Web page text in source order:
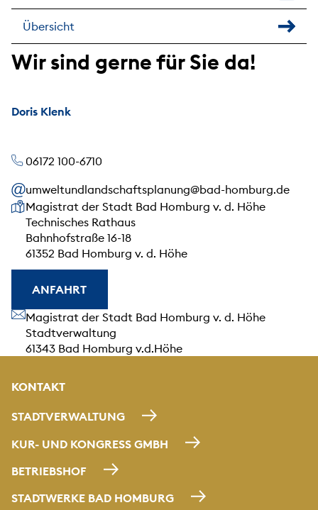
Übersicht
Wir sind gerne für Sie da!
Doris Klenk
06172 100-6710
umweltundlandschaftsplanung@bad-homburg.de
Unsere Anschrift
Magistrat der Stadt Bad Homburg v. d. Höhe
Technisches Rathaus
Bahnhofstraße 16-18
61352 Bad Homburg v. d. Höhe
ANFAHRT
Unsere Anschrift
Magistrat der Stadt Bad Homburg v. d. Höhe
Stadtverwaltung
61343 Bad Homburg v.d.Höhe
KONTAKT
STADTVERWALTUNG
KUR- UND KONGRESS GMBH
BETRIEBSHOF
STADTWERKE BAD HOMBURG